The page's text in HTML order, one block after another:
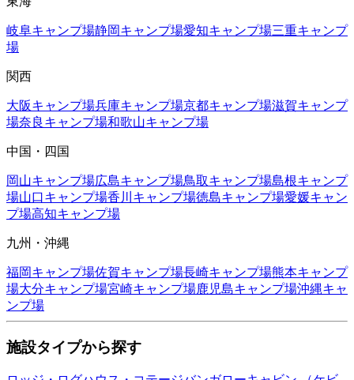
岐阜キャンプ場静岡キャンプ場愛知キャンプ場三重キャンプ
場
関西
大阪キャンプ場兵庫キャンプ場京都キャンプ場滋賀キャンプ
場奈良 キャンプ場和歌山キャンプ場
中国・四国
岡山キャンプ場広島キャンプ場鳥取キャンプ場島根キャンプ
場山口キャンプ場香川 キャンプ場徳島キャンプ場愛媛キャン
プ場高知キャンプ場
九州・沖縄
福岡キャンプ場佐賀キャンプ場長崎キャンプ場熊本キャンプ
場大分キャンプ場宮崎キャンプ場鹿児島キャンプ場沖縄キャ
ンプ場
施設タイプから探す